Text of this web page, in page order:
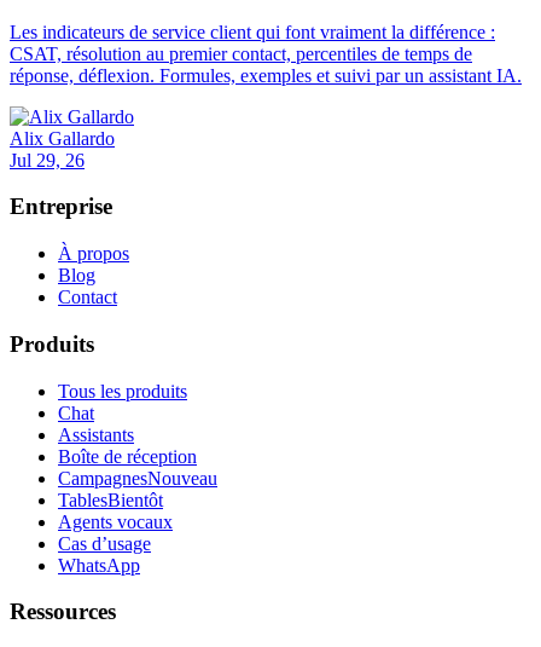
Les indicateurs de service client qui font vraiment la différence :
CSAT, résolution au premier contact, percentiles de temps de
réponse, déflexion. Formules, exemples et suivi par un assistant IA.
Alix Gallardo
Jul 29, 26
Entreprise
À propos
Blog
Contact
Produits
Tous les produits
Chat
Assistants
Boîte de réception
CampagnesNouveau
TablesBientôt
Agents vocaux
Cas d’usage
WhatsApp
Ressources